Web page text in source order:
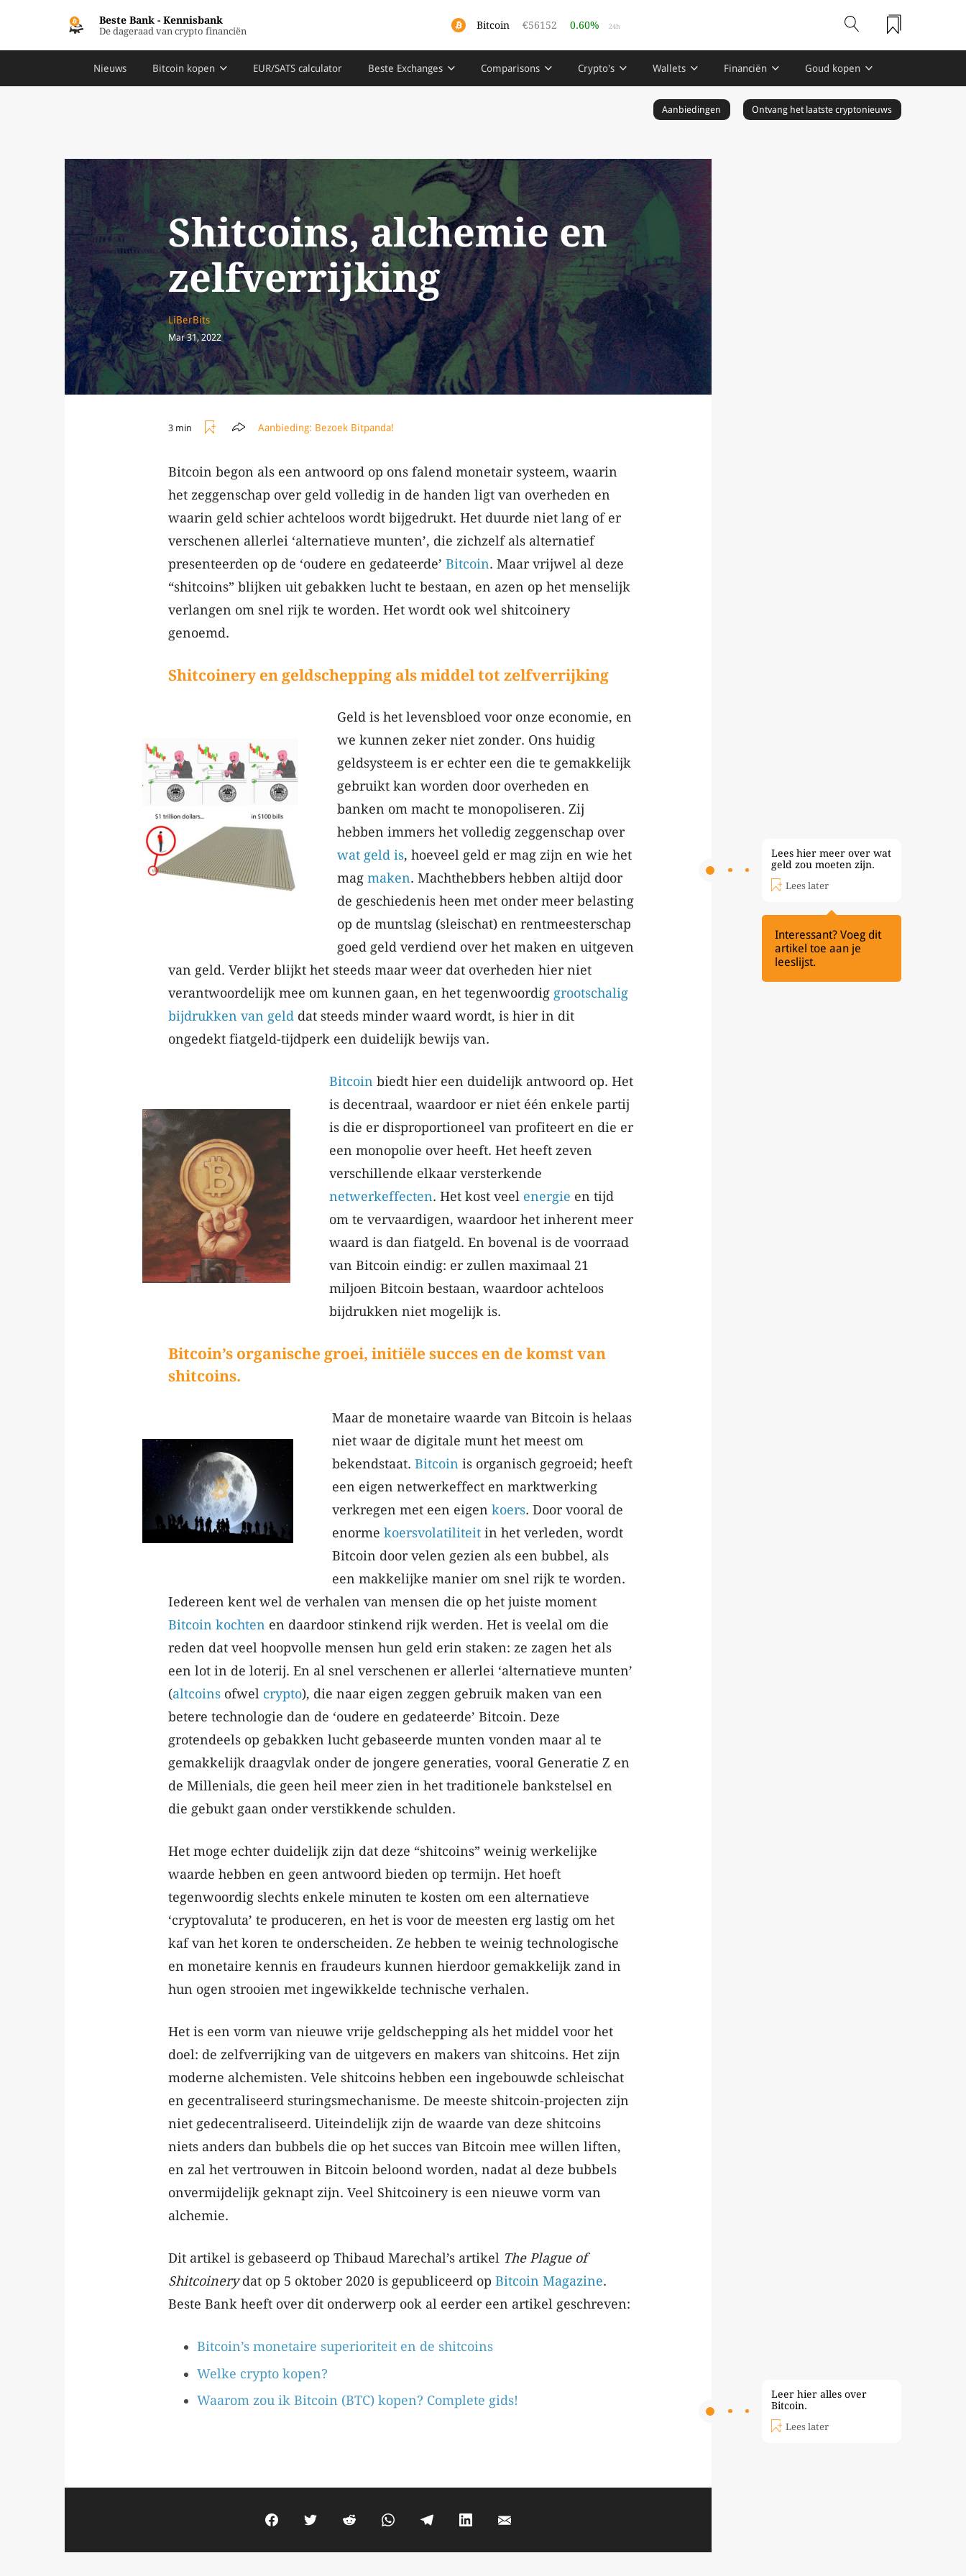
Beste Bank - Kennisbank
De dageraad van crypto financiën Bitcoin €56152 0.60% 24h
Nieuws Bitcoin kopen EUR/SATS calculator Beste Exchanges Comparisons Crypto's Wallets Financiën Goud kopen
Aanbiedingen Ontvang het laatste cryptonieuws
Shitcoins, alchemie en
zelfverrijking
LiBerBits
Mar 31, 2022
3 min Aanbieding: Bezoek Bitpanda!
Bitcoin begon als een antwoord op ons falend monetair systeem, waarin
het zeggenschap over geld volledig in de handen ligt van overheden en
waarin geld schier achteloos wordt bijgedrukt. Het duurde niet lang of er
verschenen allerlei ‘alternatieve munten’, die zichzelf als alternatief
presenteerden op de ‘oudere en gedateerde’ Bitcoin. Maar vrijwel al deze
“shitcoins” blijken uit gebakken lucht te bestaan, en azen op het menselijk
verlangen om snel rijk te worden. Het wordt ook wel shitcoinery
genoemd.
Shitcoinery en geldschepping als middel tot zelfverrijking
Geld is het levensbloed voor onze economie, en
we kunnen zeker niet zonder. Ons huidig
geldsysteem is er echter een die te gemakkelijk
gebruikt kan worden door overheden en
banken om macht te monopoliseren. Zij
hebben immers het volledig zeggenschap over
wat geld is, hoeveel geld er mag zijn en wie het
mag maken. Machthebbers hebben altijd door
de geschiedenis heen met onder meer belasting
op de muntslag (sleischat) en rentmeesterschap
goed geld verdiend over het maken en uitgeven
van geld. Verder blijkt het steeds maar weer dat overheden hier niet
verantwoordelijk mee om kunnen gaan, en het tegenwoordig grootschalig
bijdrukken van geld dat steeds minder waard wordt, is hier in dit
ongedekt fiatgeld-tijdperk een duidelijk bewijs van.
Bitcoin biedt hier een duidelijk antwoord op. Het
is decentraal, waardoor er niet één enkele partij
is die er disproportioneel van profiteert en die er
een monopolie over heeft. Het heeft zeven
verschillende elkaar versterkende
netwerkeffecten. Het kost veel energie en tijd
om te vervaardigen, waardoor het inherent meer
waard is dan fiatgeld. En bovenal is de voorraad
van Bitcoin eindig: er zullen maximaal 21
miljoen Bitcoin bestaan, waardoor achteloos
bijdrukken niet mogelijk is.
Bitcoin’s organische groei, initiële succes en de komst van
shitcoins.
Maar de monetaire waarde van Bitcoin is helaas
niet waar de digitale munt het meest om
bekendstaat. Bitcoin is organisch gegroeid; heeft
een eigen netwerkeffect en marktwerking
verkregen met een eigen koers. Door vooral de
enorme koersvolatiliteit in het verleden, wordt
Bitcoin door velen gezien als een bubbel, als
een makkelijke manier om snel rijk te worden.
Iedereen kent wel de verhalen van mensen die op het juiste moment
Bitcoin kochten en daardoor stinkend rijk werden. Het is veelal om die
reden dat veel hoopvolle mensen hun geld erin staken: ze zagen het als
een lot in de loterij. En al snel verschenen er allerlei ‘alternatieve munten’
(altcoins ofwel crypto), die naar eigen zeggen gebruik maken van een
betere technologie dan de ‘oudere en gedateerde’ Bitcoin. Deze
grotendeels op gebakken lucht gebaseerde munten vonden maar al te
gemakkelijk draagvlak onder de jongere generaties, vooral Generatie Z en
de Millenials, die geen heil meer zien in het traditionele bankstelsel en
die gebukt gaan onder verstikkende schulden.
Het moge echter duidelijk zijn dat deze “shitcoins” weinig werkelijke
waarde hebben en geen antwoord bieden op termijn. Het hoeft
tegenwoordig slechts enkele minuten te kosten om een alternatieve
‘cryptovaluta’ te produceren, en het is voor de meesten erg lastig om het
kaf van het koren te onderscheiden. Ze hebben te weinig technologische
en monetaire kennis en fraudeurs kunnen hierdoor gemakkelijk zand in
hun ogen strooien met ingewikkelde technische verhalen.
Het is een vorm van nieuwe vrije geldschepping als het middel voor het
doel: de zelfverrijking van de uitgevers en makers van shitcoins. Het zijn
moderne alchemisten. Vele shitcoins hebben een ingebouwde schleischat
en gecentraliseerd sturingsmechanisme. De meeste shitcoin-projecten zijn
niet gedecentraliseerd. Uiteindelijk zijn de waarde van deze shitcoins
niets anders dan bubbels die op het succes van Bitcoin mee willen liften,
en zal het vertrouwen in Bitcoin beloond worden, nadat al deze bubbels
onvermijdelijk geknapt zijn. Veel Shitcoinery is een nieuwe vorm van
alchemie.
Dit artikel is gebaseerd op Thibaud Marechal’s artikel The Plague of
Shitcoinerydat op 5 oktober 2020 is gepubliceerd op Bitcoin Magazine.
Beste Bank heeft over dit onderwerp ook al eerder een artikel geschreven:
Bitcoin’s monetaire superioriteit en de shitcoins
Welke crypto kopen?
Waarom zou ik Bitcoin (BTC) kopen? Complete gids!
Lees hier meer over wat
geld zou moeten zijn.
Lees later
Interessant? Voeg dit
artikel toe aan je
leeslijst.
Leer hier alles over
Bitcoin.
Lees later